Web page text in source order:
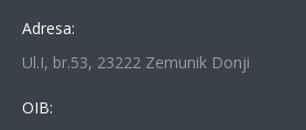
Adresa:
Ul.I, br.53, 23222 Zemunik Donji
OIB: